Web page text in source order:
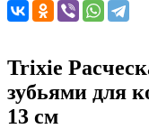
Trixie
зубьями для
13 см